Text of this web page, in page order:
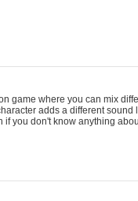
game where you can mix
adds a different sound
if you don't know anything